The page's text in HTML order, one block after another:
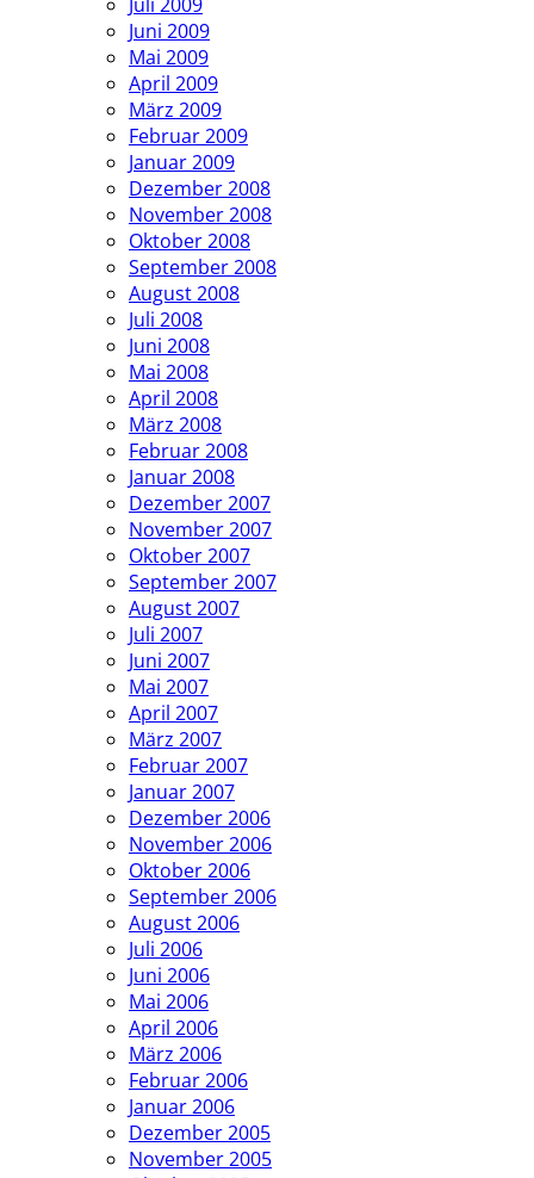
Juni 2009
Mai 2009
April 2009
März 2009
Februar 2009
Januar 2009
Dezember 2008
November 2008
Oktober 2008
September 2008
August 2008
Juli 2008
Juni 2008
Mai 2008
April 2008
März 2008
Februar 2008
Januar 2008
Dezember 2007
November 2007
Oktober 2007
September 2007
August 2007
Juli 2007
Juni 2007
Mai 2007
April 2007
März 2007
Februar 2007
Januar 2007
Dezember 2006
November 2006
Oktober 2006
September 2006
August 2006
Juli 2006
Juni 2006
Mai 2006
April 2006
März 2006
Februar 2006
Januar 2006
Dezember 2005
November 2005